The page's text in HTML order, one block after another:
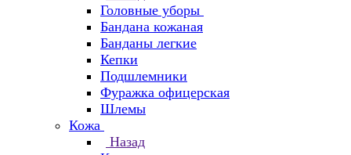
Головные уборы
Бандана кожаная
Банданы легкие
Кепки
Подшлемники
Фуражка офицерская
Шлемы
Кожа
Назад